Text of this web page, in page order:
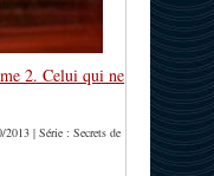
2. Celui qui ne
| Série : Secrets de